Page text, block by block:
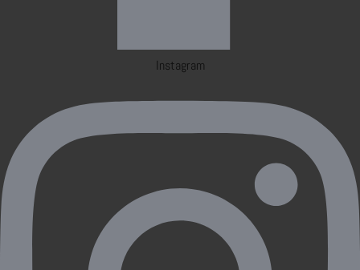
Instagram